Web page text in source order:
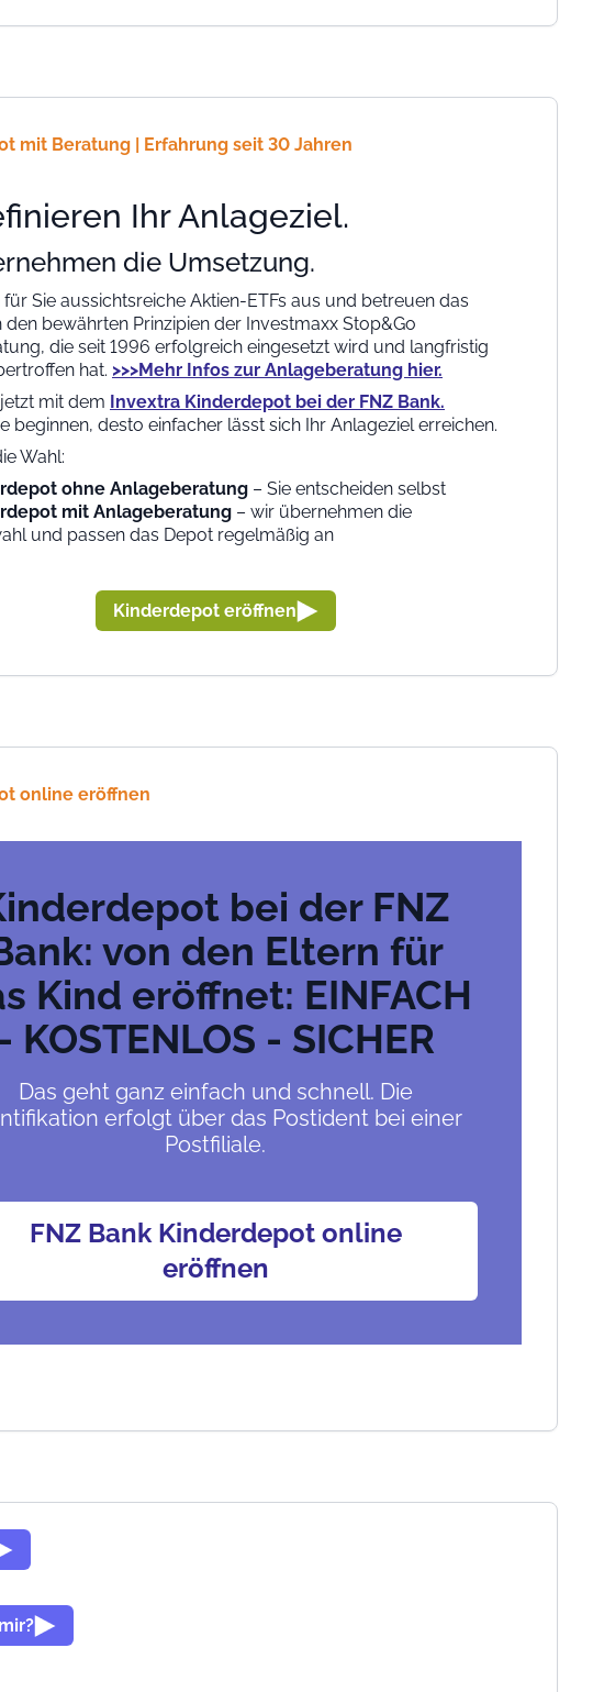
mit Beratung | Erfahrung seit 30 Jahren
Ihr Anlageziel.
die Umsetzung.
Sie aussichtsreiche Aktien-ETFs aus und betreuen das
den bewährten Prinzipien der Investmaxx Stop&Go
die seit 1996 erfolgreich eingesetzt wird und langfristig
hat. >>>Mehr Infos zur Anlageberatung hier.
mit dem Invextra Kinderdepot bei der FNZ Bank.
beginnen, desto einfacher lässt sich Ihr Anlageziel erreichen.
Wahl:
ohne Anlageberatung – Sie entscheiden selbst
mit Anlageberatung – wir übernehmen die
und passen das Depot regelmäßig an
Kinderdepot eröffnen
online eröffnen
bei der FNZ
von den Eltern für
Kind eröffnet: EINFACH
- KOSTENLOS - SICHER
Das geht ganz einfach und schnell. Die
erfolgt über das Postident bei einer
Postfiliale.
FNZ Bank Kinderdepot online
eröffnen